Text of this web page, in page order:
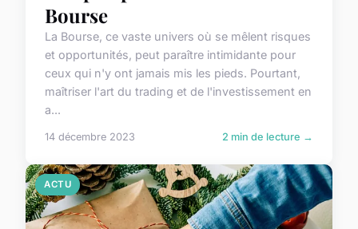
Bourse
La Bourse, ce vaste univers où se mêlent risques
et opportunités, peut paraître intimidante pour
ceux qui n'y ont jamais mis les pieds. Pourtant,
maîtriser l'art du trading et de l'investissement en
a...
14 décembre 2023 2 min de lecture →
ACTU